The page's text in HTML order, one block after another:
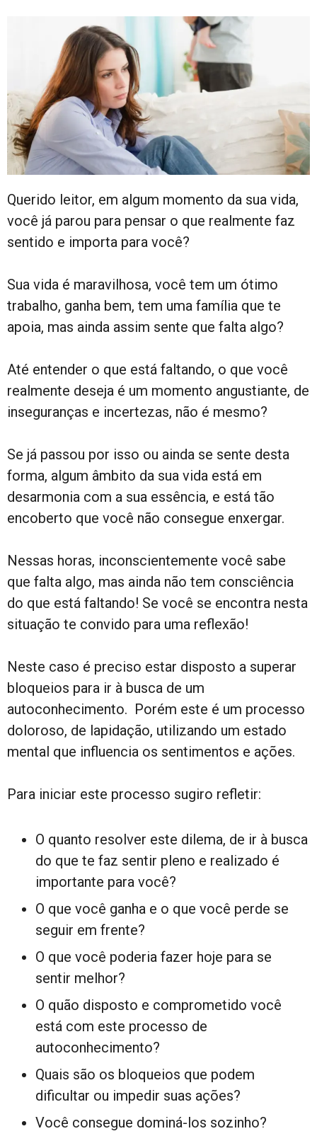
Querido leitor, em algum momento da sua vida,
você já parou para pensar o que realmente faz
sentido e importa para você?
Sua vida é maravilhosa, você tem um ótimo
trabalho, ganha bem, tem uma família que te
apoia, mas ainda assim sente que falta algo?
Até entender o que está faltando, o que você
realmente deseja é um momento angustiante, de
inseguranças e incertezas, não é mesmo?
Se já passou por isso ou ainda se sente desta
forma, algum âmbito da sua vida está em
desarmonia com a sua essência, e está tão
encoberto que você não consegue enxergar.
Nessas horas, inconscientemente você sabe
que falta algo, mas ainda não tem consciência
do que está faltando! Se você se encontra nesta
situação te convido para uma reflexão!
Neste caso é preciso estar disposto a superar
bloqueios para ir à busca de um
autoconhecimento. Porém este é um processo
doloroso, de lapidação, utilizando um estado
mental que influencia os sentimentos e ações.
Para iniciar este processo sugiro refletir:
O quanto resolver este dilema, de ir à busca
do que te faz sentir pleno e realizado é
importante para você?
O que você ganha e o que você perde se
seguir em frente?
O que você poderia fazer hoje para se
sentir melhor?
O quão disposto e comprometido você
está com este processo de
autoconhecimento?
Quais são os bloqueios que podem
dificultar ou impedir suas ações?
Você consegue dominá-los sozinho?